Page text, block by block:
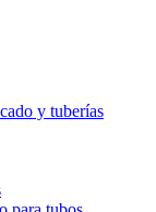
y tuberías